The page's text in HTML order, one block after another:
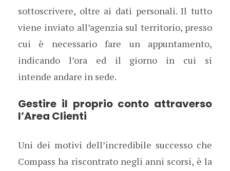
sottoscrivere, oltre ai dati personali. Il tutto
viene inviato all’agenzia sul territorio, presso
cui è necessario fare un appuntamento,
indicando l’ora ed il giorno in cui si
intende andare in sede.
Gestire il proprio conto attraverso
l’Area Clienti
Uni dei motivi dell’incredibile successo che
Compass ha riscontrato negli anni scorsi, è la